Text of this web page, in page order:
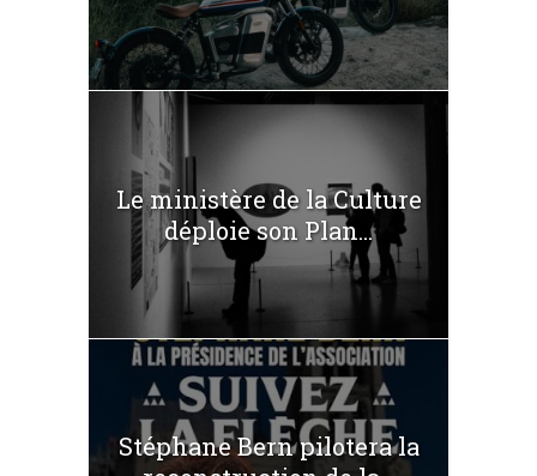
Le ministère de la Culture
déploie son Plan...
Stéphane Bern pilotera la